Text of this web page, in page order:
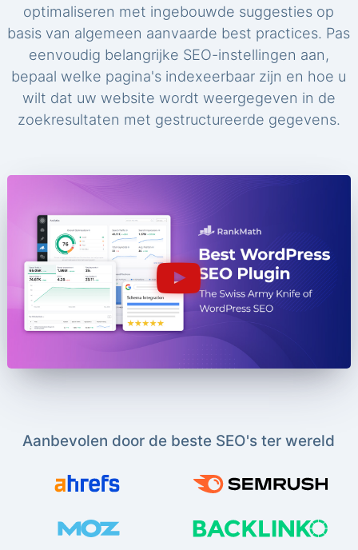
optimaliseren met ingebouwde suggesties op
basis van algemeen aanvaarde best practices. Pas
eenvoudig belangrijke SEO-instellingen aan,
bepaal welke pagina's indexeerbaar zijn en hoe u
wilt dat uw website wordt weergegeven in de
zoekresultaten met gestructureerde gegevens.
Aanbevolen door de beste SEO's ter wereld